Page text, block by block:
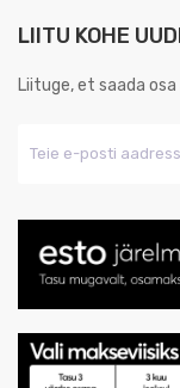
LIITU KOHE
Liituge, et saada